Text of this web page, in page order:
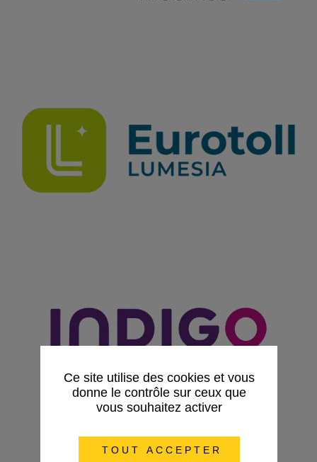
Ce site utilise des cookies et vous
donne le contrôle sur ceux que
vous souhaitez activer
TOUT ACCEPTER